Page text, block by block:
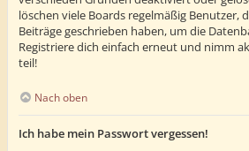
löschen viele Boards regelmäßig Benutzer,
Beiträge geschrieben haben, um die
Registriere dich einfach erneut und nimm
teil!
Nach oben
Ich habe mein Passwort vergessen!